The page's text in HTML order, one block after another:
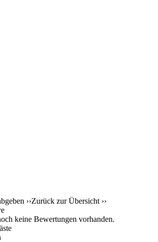
››Zurück zur Übersicht ››
keine Bewertungen vorhanden.